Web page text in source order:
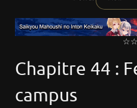
Chapitre 44 :
campus